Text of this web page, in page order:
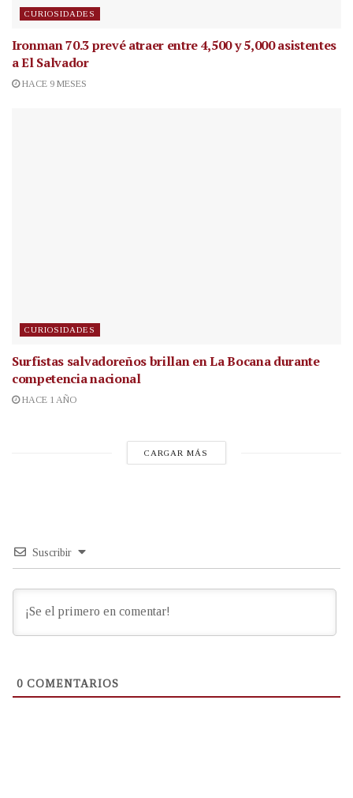
CURIOSIDADES
Ironman 70.3 prevé atraer entre 4,500 y 5,000 asistentes
a El Salvador
HACE 9 MESES
CURIOSIDADES
Surfistas salvadoreños brillan en La Bocana durante
competencia nacional
HACE 1 AÑO
CARGAR MÁS
Suscribir
0 COMENTARIOS